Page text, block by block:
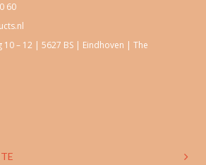
60
10 – 12 | 5627 BS | Eindhoven | The